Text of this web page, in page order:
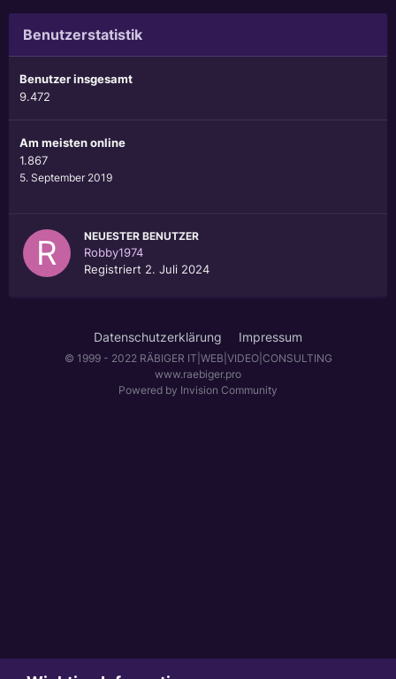
Benutzerstatistik
Benutzer insgesamt
9.472
Am meisten online
1.867
5. September 2019
NEUESTER BENUTZER
Robby1974
Registriert 2. Juli 2024
Datenschutzerklärung Impressum
© 1999 - 2022 RÄBIGER IT|WEB|VIDEO|CONSULTING
www.raebiger.pro
Powered by Invision Community